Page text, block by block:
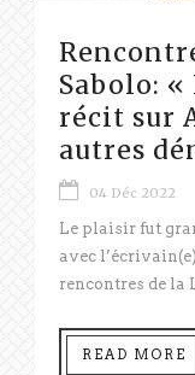
Sabolo:
récit sur
autres
04 Déc 2022
Le plaisir fut
avec
rencontres de la
READ MORE